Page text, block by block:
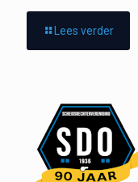
Lees verder